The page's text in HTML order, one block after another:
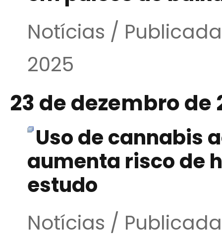
Notícias /
2025
23 de dezembro de
Uso de cannabis
aumenta risco de
estudo
Notícias /